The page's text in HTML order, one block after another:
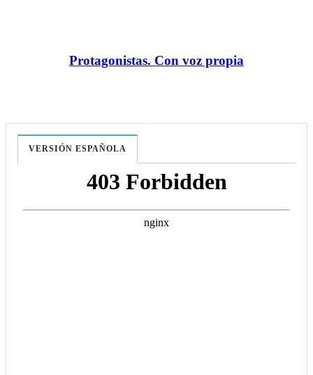
Protagonistas. Con voz propia
VERSIÓN ESPAÑOLA